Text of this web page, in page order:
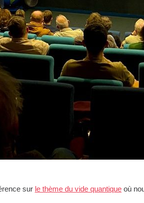
sur le thème du vide quantiqueoù